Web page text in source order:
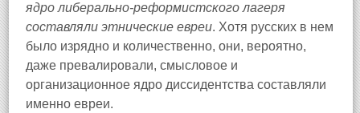
ядро либерально-реформистского лагеря
составляли этнические евреи. Хотя русских в нем
было изрядно и количественно, они, вероятно,
даже превалировали, смысловое и
организационное ядро диссидентства составляли
именно евреи.